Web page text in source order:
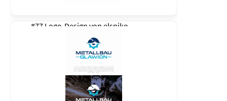
#77 Logo-Design von elspiko